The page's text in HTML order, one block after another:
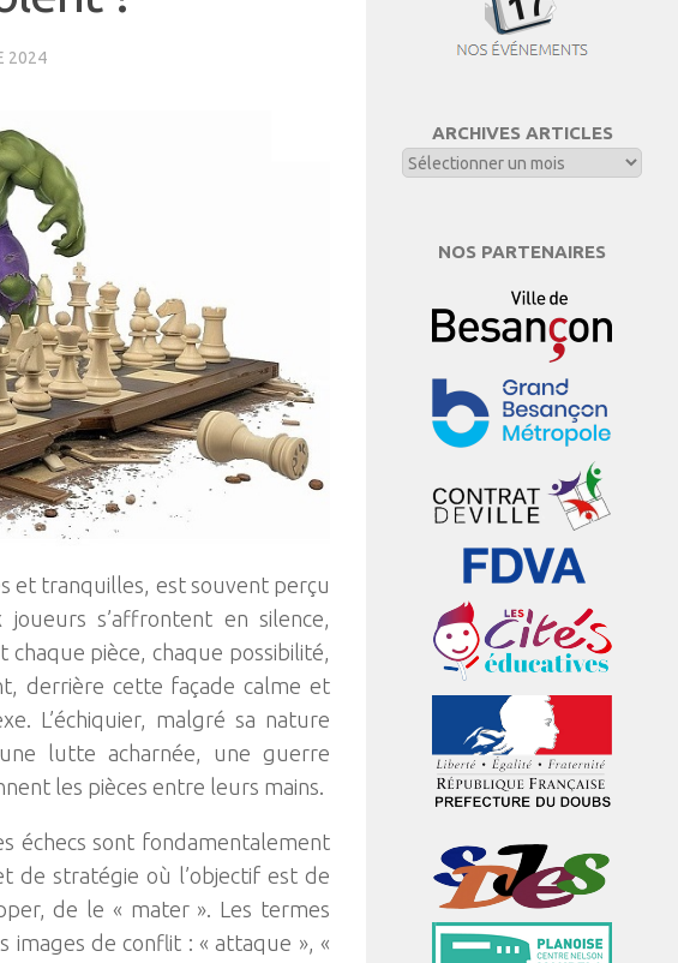
2024
et tranquilles, est souvent perçu
s’affrontent en silence,
pièce, chaque possibilité,
derrière cette façade calme et
L’échiquier, malgré sa nature
lutte acharnée, une guerre
les pièces entre leurs mains.
échecs sont fondamentalement
de stratégie où l’objectif est de
de le « mater ». Les termes
de conflit : « attaque », «
ARCHIVES ARTICLES
NOS PARTENAIRES